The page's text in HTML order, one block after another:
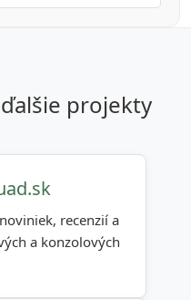
ďalšie projekty
recenzií a
a konzolových